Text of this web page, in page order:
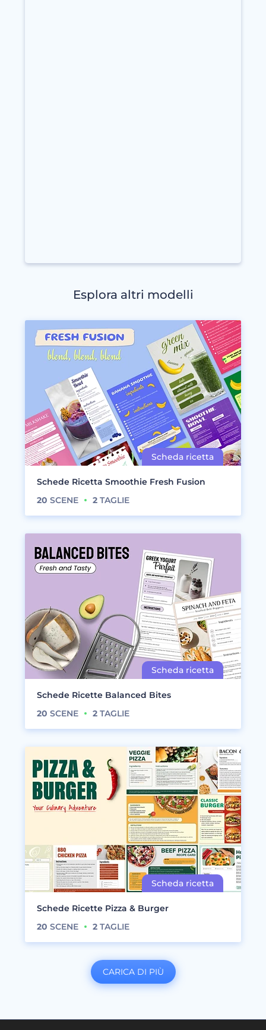
Esplora altri modelli
Schede Ricetta Smoothie Fresh Fusion
20 SCENE 2 TAGLIE
Schede Ricette Balanced Bites
20 SCENE 2 TAGLIE
Schede Ricette Pizza & Burger
20 SCENE 2 TAGLIE
CARICA DI PIÙ